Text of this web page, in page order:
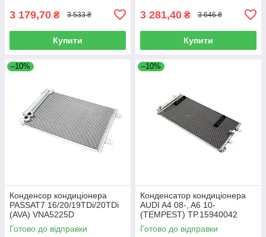
3 179,70 ₴ 3 533 ₴
Купити
3 281,40 ₴ 3 646 ₴
Купити
–10%
Конденсор кондиціонера
PASSAT7 16/20/19TDi/20TDi
(AVA) VNA5225D
Готово до відправки
–10%
Конденсатор кондиціонера
AUDI A4 08-, A6 10-
(TEMPEST) TP.15940042
Готово до відправки